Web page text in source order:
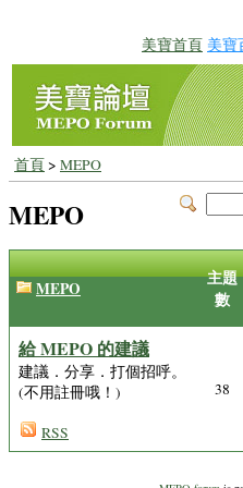
美寶首頁 美寶
首頁> MEPO
MEPO
MEPO
主題
數
給 MEPO 的建議
建議．分享．打個招呼。
(不用註冊哦！)
RSS
38